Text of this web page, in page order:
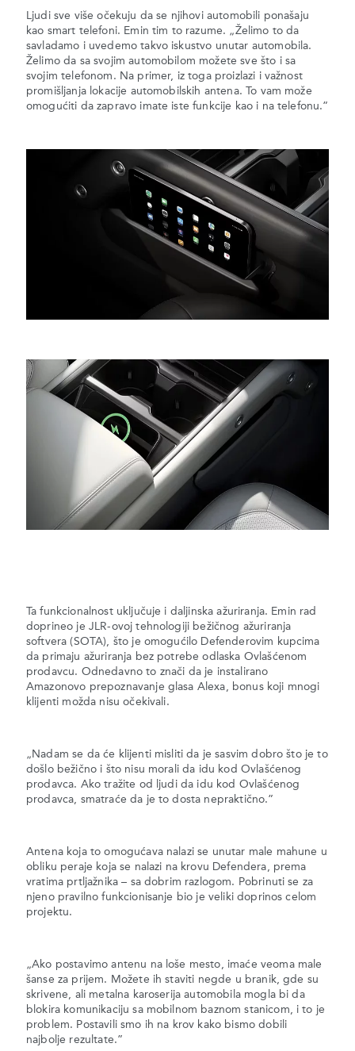
Ljudi sve više očekuju da se njihovi automobili ponašaju
kao smart telefoni. Emin tim to razume. „Želimo to da
savladamo i uvedemo takvo iskustvo unutar automobila.
Želimo da sa svojim automobilom možete sve što i sa
svojim telefonom. Na primer, iz toga proizlazi i važnost
promišljanja lokacije automobilskih antena. To vam može
omogućiti da zapravo imate iste funkcije kao i na telefonu.”
Ta funkcionalnost uključuje i daljinska ažuriranja. Emin rad
doprineo je JLR-ovoj tehnologiji bežičnog ažuriranja
softvera (SOTA), što je omogućilo Defenderovim kupcima
da primaju ažuriranja bez potrebe odlaska Ovlašćenom
prodavcu. Odnedavno to znači da je instalirano
Amazonovo prepoznavanje glasa Alexa, bonus koji mnogi
klijenti možda nisu očekivali.
„Nadam se da će klijenti misliti da je sasvim dobro što je to
došlo bežično i što nisu morali da idu kod Ovlašćenog
prodavca. Ako tražite od ljudi da idu kod Ovlašćenog
prodavca, smatraće da je to dosta nepraktično.”
Antena koja to omogućava nalazi se unutar male mahune u
obliku peraje koja se nalazi na krovu Defendera, prema
vratima prtljažnika – sa dobrim razlogom. Pobrinuti se za
njeno pravilno funkcionisanje bio je veliki doprinos celom
projektu.
„Ako postavimo antenu na loše mesto, imaće veoma male
šanse za prijem. Možete ih staviti negde u branik, gde su
skrivene, ali metalna karoserija automobila mogla bi da
blokira komunikaciju sa mobilnom baznom stanicom, i to je
problem. Postavili smo ih na krov kako bismo dobili
najbolje rezultate.”